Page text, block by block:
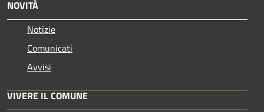
NOVITÀ
Notizie
Comunicati
Avvisi
VIVERE IL COMUNE